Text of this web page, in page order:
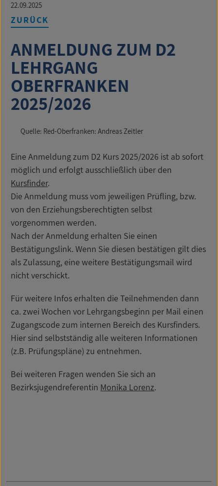
22.09.2025
ZURÜCK
ANMELDUNG ZUM D2
LEHRGANG
OBERFRANKEN
2025/2026
Quelle: Red-Oberfranken: Andreas Zeitler
Eine Anmeldung zum D2 Kurs 2025/2026 ist ab sofort
möglich und erfolgt ausschließlich über den
Kursfinder.
Die Anmeldung muss vom jeweiligen Prüfling, bzw.
von den Erziehungsberechtigten selbst
vorgenommen werden.
Nach der Anmeldung erhalten Sie einen
Bestätigungslink. Wenn Sie diesen bestätigen gilt dies
als Zulassung, eine weitere Bestätigungsmail wird
nicht verschickt.
Für weitere Infos erhalten die Teilnehmenden dann
ca. zwei Wochen vor Lehrgangsbeginn per Mail einen
Zugangscode zum internen Bereich des Kursfinders.
Hier sind selbstständig alle weiteren Informationen
(z.B. Prüfungspläne) zu entnehmen.
Bei weiteren Fragen wenden Sie sich an
Bezirksjugendreferentin Monika Lorenz.